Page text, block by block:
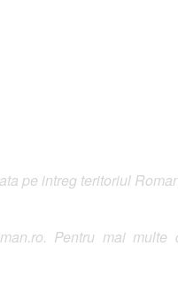
pe intreg teritoriul
Pentru mai multe